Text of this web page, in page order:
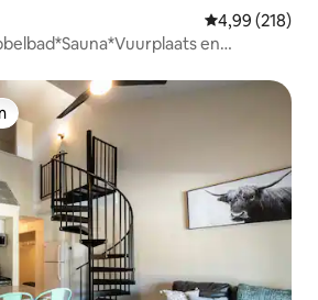
Gemiddelde
4,99 (218)
en